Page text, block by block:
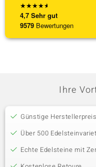
★★★★★
4,7 Sehr gut
9579 Bewertungen
Ihre
Günstige
Über 500
Echte Edelsteine mit